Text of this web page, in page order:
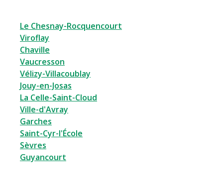
Le Chesnay-Rocquencourt
Viroflay
Chaville
Vaucresson
Vélizy-Villacoublay
Jouy-en-Josas
La Celle-Saint-Cloud
Ville-d'Avray
Garches
Saint-Cyr-l'École
Sèvres
Guyancourt